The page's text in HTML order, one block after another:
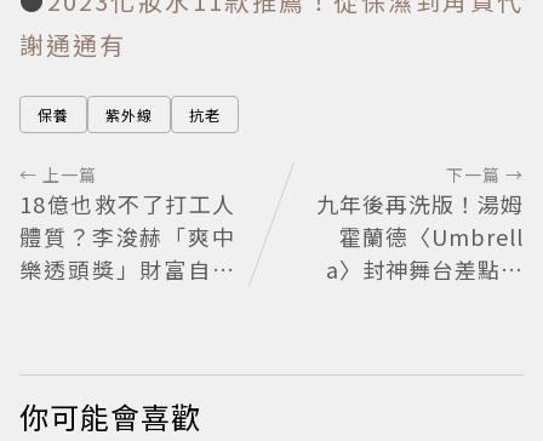
謝通通有
保養 紫外線 抗老
← 上一篇
18億也救不了打工人
體質？李浚赫「爽中
樂透頭獎」財富自由
下一篇 →
九年後再洗版！湯姆
霍蘭德〈Umbrell
a〉封神舞台差點變
開
你可能會喜歡